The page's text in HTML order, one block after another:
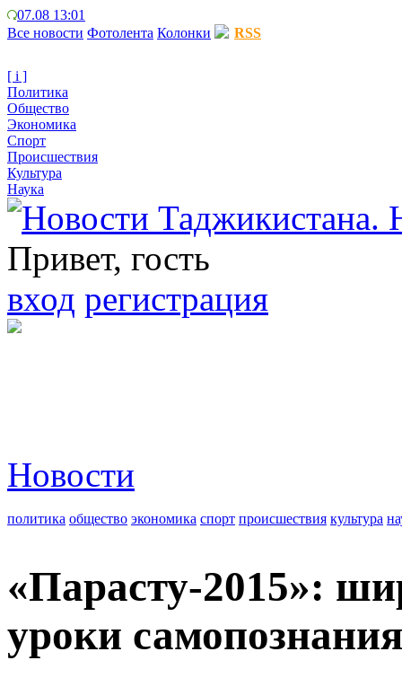
07.08 13:01
Все новости Фотолента Колонки RSS
[ i ]
Политика
Общество
Экономика
Спорт
Происшествия
Культура
Наука
Привет, гость
вход регистрация
Новости
политика общество экономика спорт происшествия культура
«Парасту-2015»:
уроки